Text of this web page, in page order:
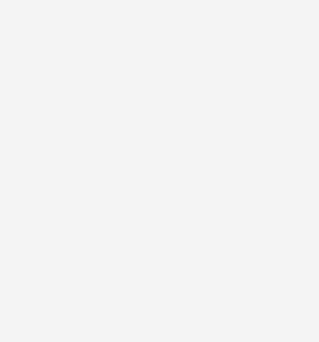
Edition
kombinierter Wert der CO2-Emission: 121 g/km; CO2-
Comfort
kombinierter Wert der CO2-Emission: 121 g/km; CO2-
AT Comfort
kombinierter Wert der CO2-Emission: 132 g/km; CO2-
ALLGRIP Comfort
kombinierter Wert der CO2-Emission: 131 g/km; CO2-
ALLGRIP Comfort+